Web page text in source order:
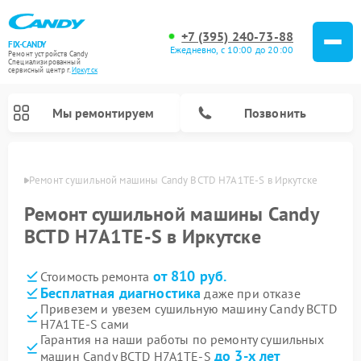
FIX-CANDY
Ремонт устройств Candy
Специализированный
cервисный центр г.Иркутск
+7 (395) 240-73-88
Ежедневно, с 10:00 до 20:00
Мы ремонтируем Позвонить
Ремонт сушильной машины Candy BCTD H7A1TE-S в Иркутске
Ремонт сушильной машины Candy
BCTD H7A1TE-S в Иркутске
Стоимость ремонта от 810 руб.
Бесплатная диагностика даже при отказе
Привезем и увезем сушильную машину Candy BCTD
H7A1TE-S сами
Гарантия на наши работы по ремонту сушильных
машин Candy BCTD H7A1TE-S до 3-х лет